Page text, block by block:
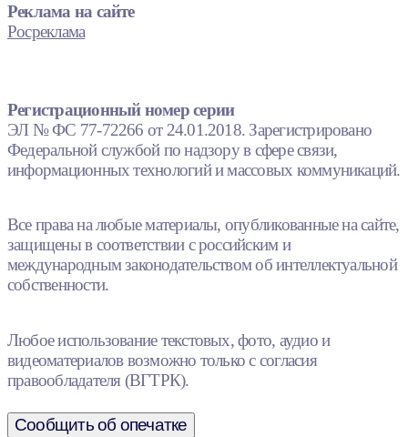
Реклама на сайте
Росреклама
Регистрационный номер серии
ЭЛ № ФС 77-72266 от 24.01.2018. Зарегистрировано
Федеральной службой по надзору в сфере связи,
информационных технологий и массовых коммуникаций.
Все права на любые материалы, опубликованные на сайте,
защищены в соответствии с российским и
международным законодательством об интеллектуальной
собственности.
Любое использование текстовых, фото, аудио и
видеоматериалов возможно только с согласия
правообладателя (ВГТРК).
Сообщить об опечатке